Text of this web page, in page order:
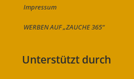
Impressum
WERBEN AUF „ZAUCHE 365“
Unterstützt durch